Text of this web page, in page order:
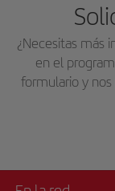
¿Necesitas más
en el
formulario y